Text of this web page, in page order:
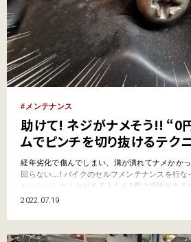
メンテナンス
助けて! ネジがナメそう!! “0
ムでピンチを切り抜けるテク
経年劣化で傷んでしまい、溝が潰れてナメかか
回らない…! バイクのセルフメンテナンスを行な
ャレンジしたことがある人なら1度は経験があ
回すと完全にナメてしまいそうなそんな時のため
道楽テツ氏が紹介する。 ●文:ヤングマシン編集
2022.07.19